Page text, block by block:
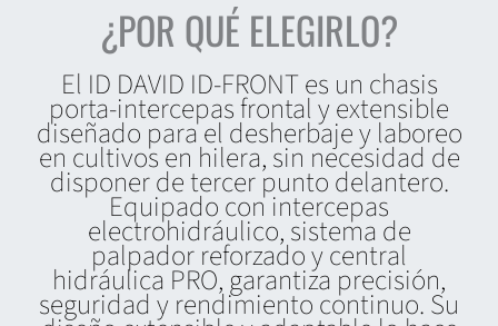
¿POR QUÉ ELEGIRLO?
El ID DAVID ID-FRONT es un chasis
porta-intercepas frontal y extensible
diseñado para el desherbaje y laboreo
en cultivos en hilera, sin necesidad de
disponer de tercer punto delantero.
Equipado con intercepas
electrohidráulico, sistema de
palpador reforzado y central
hidráulica PRO, garantiza precisión,
seguridad y rendimiento continuo. Su